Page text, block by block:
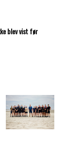
blev vist før